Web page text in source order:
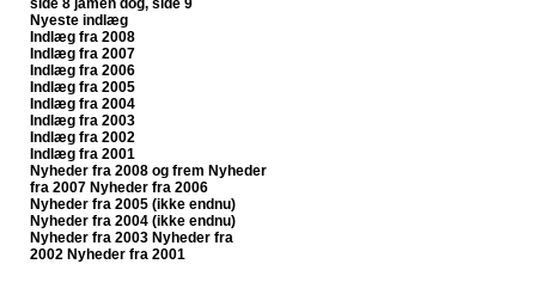
side 8 jamen dog, side 9
Nyeste indlæg
Indlæg fra 2008
Indlæg fra 2007
Indlæg fra 2006
Indlæg fra 2005
Indlæg fra 2004
Indlæg fra 2003
Indlæg fra 2002
Indlæg fra 2001
Nyheder fra 2008 og frem Nyheder
fra 2007 Nyheder fra 2006
Nyheder fra 2005 (ikke endnu)
Nyheder fra 2004 (ikke endnu)
Nyheder fra 2003 Nyheder fra
2002 Nyheder fra 2001